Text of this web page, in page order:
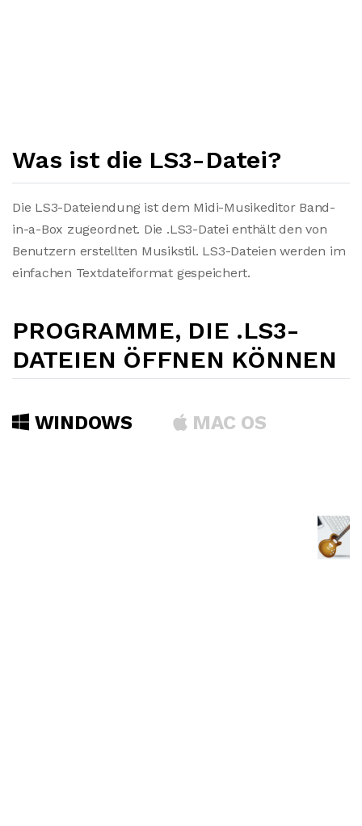
Was ist die LS3-Datei?
Die LS3-Dateiendung ist dem Midi-Musikeditor Band-
in-a-Box zugeordnet. Die .LS3-Datei enthält den von
Benutzern erstellten Musikstil. LS3-Dateien werden im
einfachen Textdateiformat gespeichert.
PROGRAMME, DIE .LS3-
DATEIEN ÖFFNEN KÖNNEN
WINDOWS MAC OS